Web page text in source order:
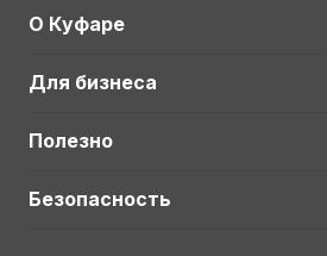
О Куфаре
Для бизнеса
Полезно
Безопасность